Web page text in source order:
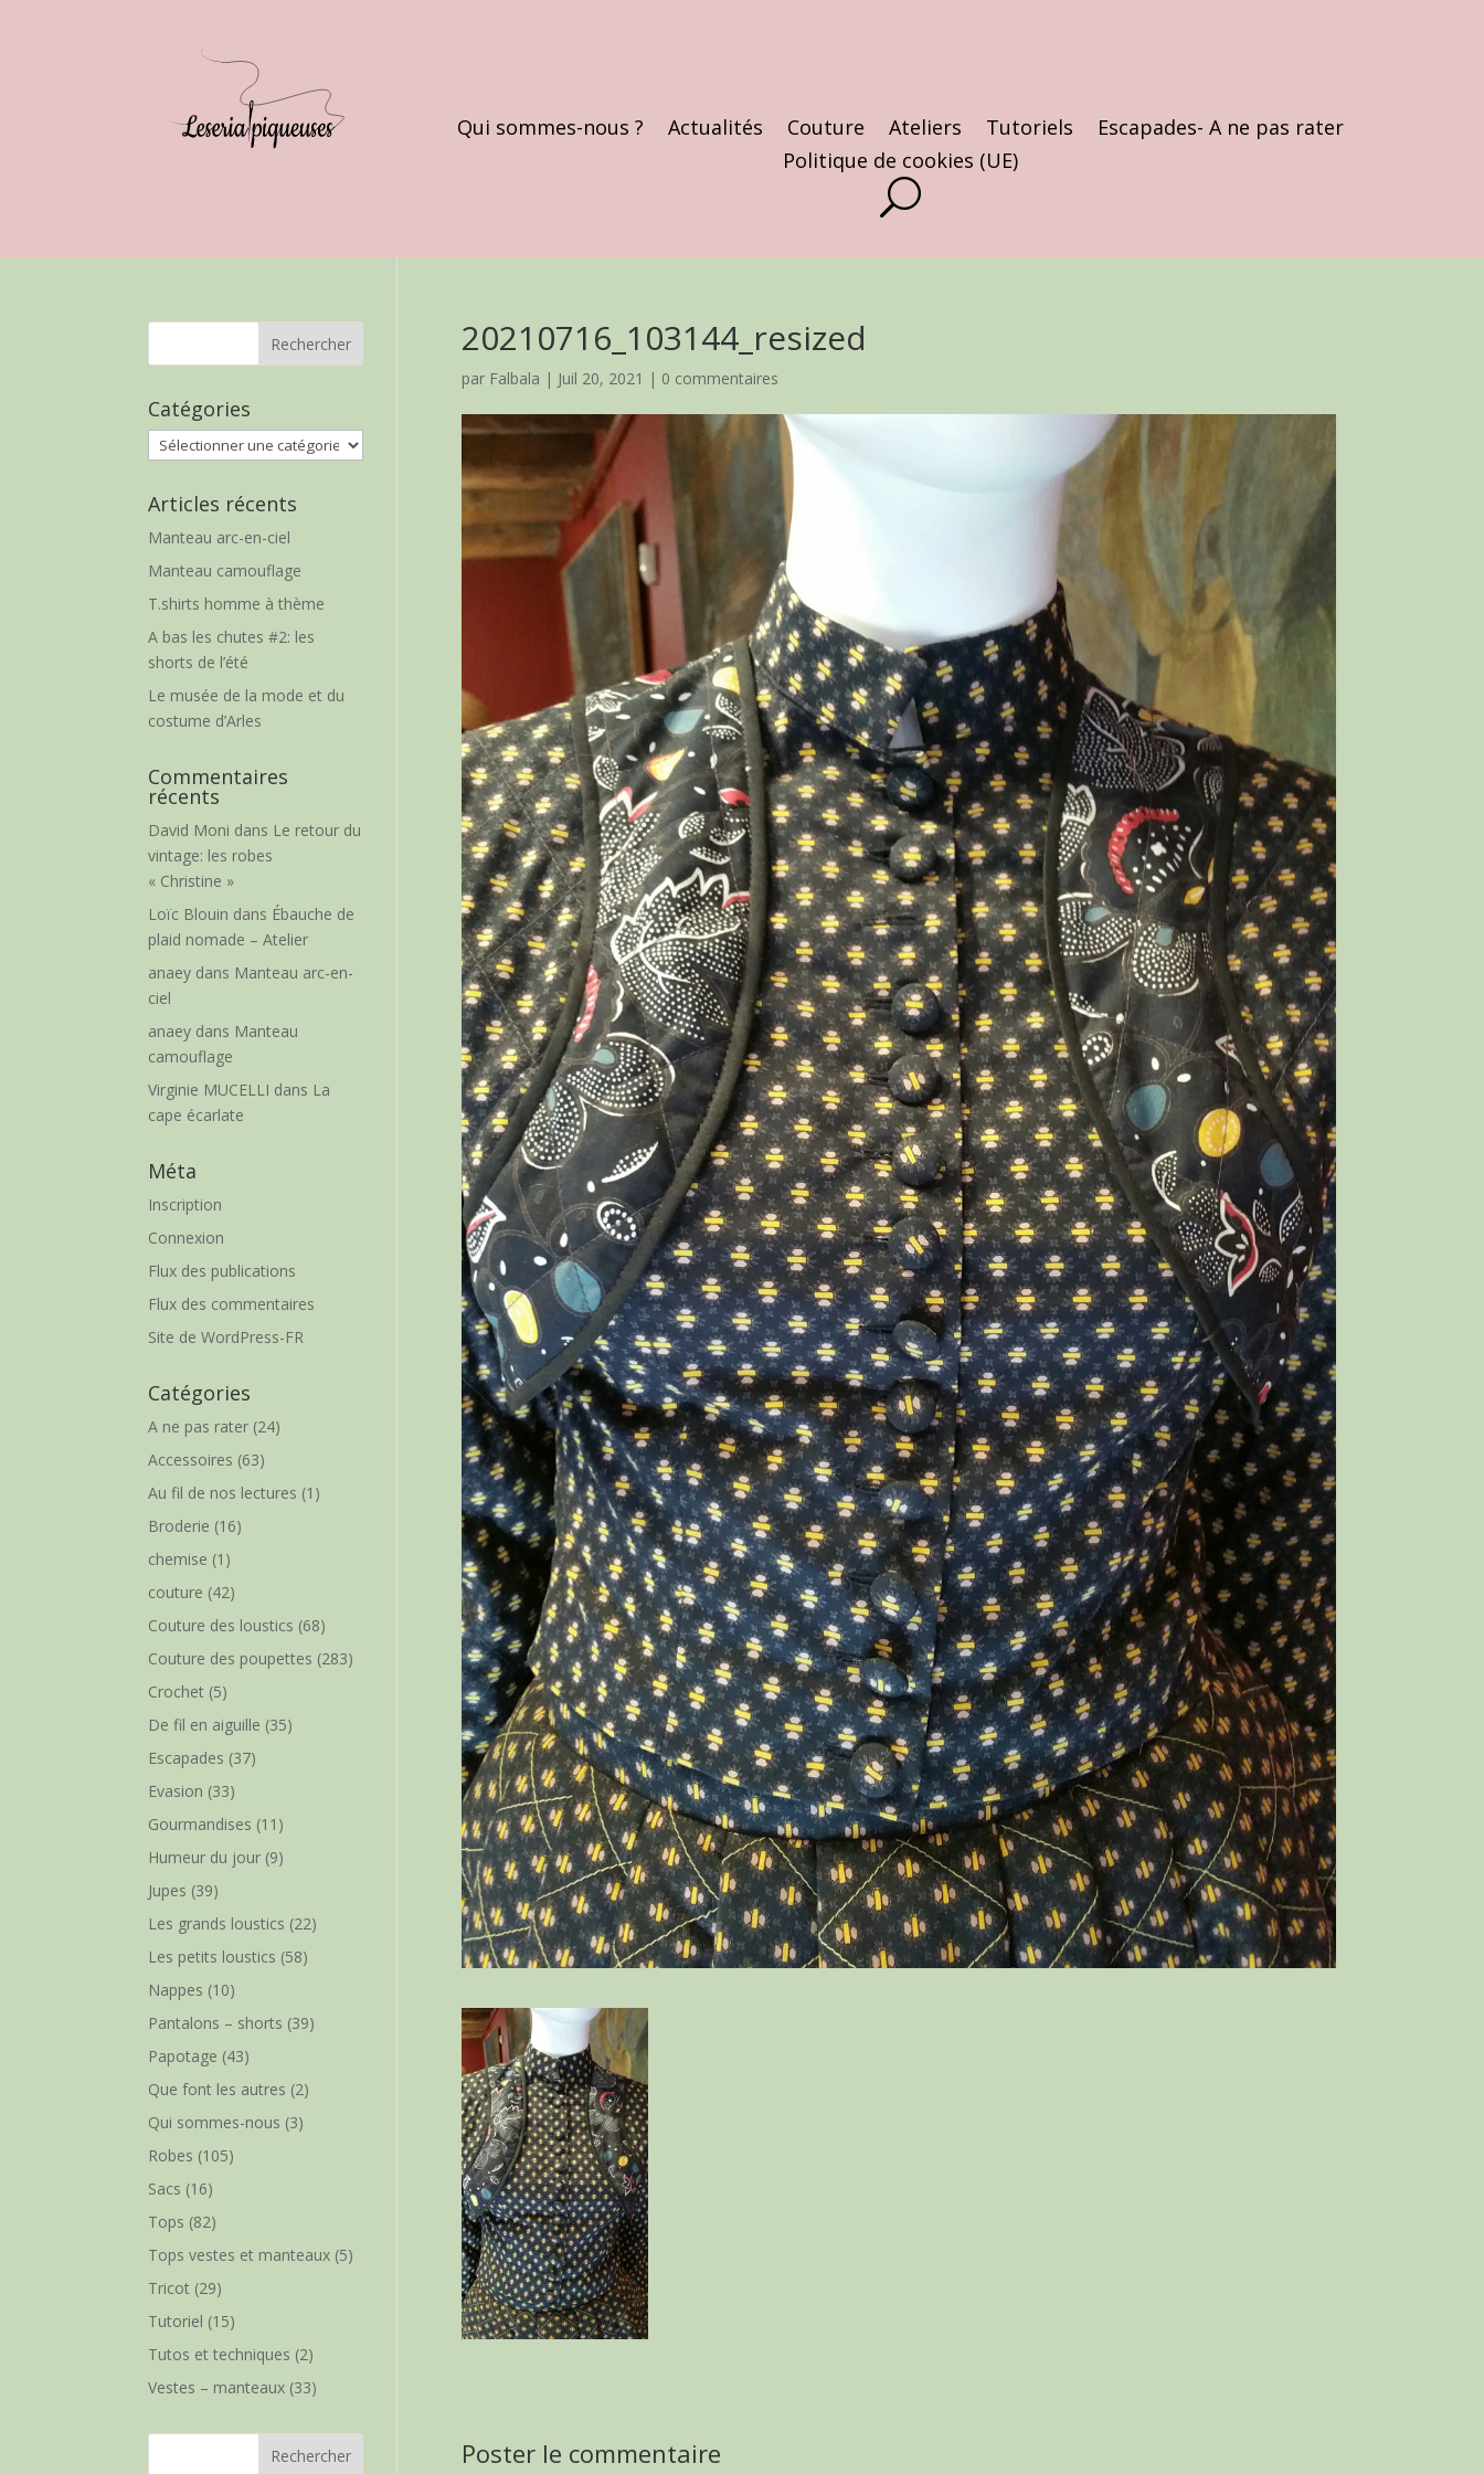
Qui sommes-nous ? Actualités Couture Ateliers Tutoriels
Escapades- A ne pas rater
Politique de cookies (UE)
20210716_103144_resized
par Falbala | Juil 20, 2021 | 0 commentaires
Poster le commentaire
Catégories
Catégories
Articles récents
Manteau arc-en-ciel
Manteau camouflage
T.shirts homme à thème
A bas les chutes #2: les
shorts de l’été
Le musée de la mode et du
costume d’Arles
Commentaires
récents
David Moni dans Le retour du
vintage: les robes
« Christine »
Loïc Blouin dans Ébauche de
plaid nomade – Atelier
anaey dans Manteau arc-en-
ciel
anaey dans Manteau
camouflage
Virginie MUCELLI dans La
cape écarlate
Méta
Inscription
Connexion
Flux des publications
Flux des commentaires
Site de WordPress-FR
Catégories
A ne pas rater (24)
Accessoires (63)
Au fil de nos lectures (1)
Broderie (16)
chemise (1)
couture (42)
Couture des loustics (68)
Couture des poupettes (283)
Crochet (5)
De fil en aiguille (35)
Escapades (37)
Evasion (33)
Gourmandises (11)
Humeur du jour (9)
Jupes (39)
Les grands loustics (22)
Les petits loustics (58)
Nappes (10)
Pantalons – shorts (39)
Papotage (43)
Que font les autres (2)
Qui sommes-nous (3)
Robes (105)
Sacs (16)
Tops (82)
Tops vestes et manteaux (5)
Tricot (29)
Tutoriel (15)
Tutos et techniques (2)
Vestes – manteaux (33)